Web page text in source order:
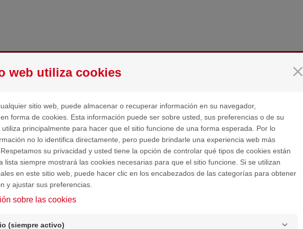
a punto de formar parte de la comunidad de laFundación Cruzcampo.
por confiar en nosotros y bienvenido!
podrás acceder a los siguientes formularios:
Inscripción en el programa social Talento Cruzcampo.
web utiliza cookies close
sitio web, puede almacenar o recuperar información en su navegador,
forma de cookies. Esta información puede ser sobre usted, sus preferencias o de su
utiliza principalmente para hacer que el sitio funcione de una forma esperada. Por lo
no lo identifica directamente, pero puede brindarle una experiencia web más
su privacidad y usted tiene la opción de controlar qué tipos de cookies están
lista siempre mostrará las cookies necesarias para que el sitio funcione. Si se utilizan
en este sitio web, puede hacer clic en los encabezados de las categorías para obtener
y ajustar sus preferencias.
sobre las cookies
(siempre activo)